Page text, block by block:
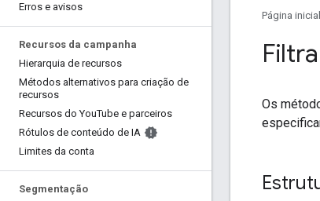
Erros e avisos
Recursos da campanha
Hierarquia de recursos
Métodos alternativos para criação de
recursos
Recursos do YouTube e parceiros
Rótulos de conteúdo de IA
Limites da conta
Segmentação
Página inicial
Os